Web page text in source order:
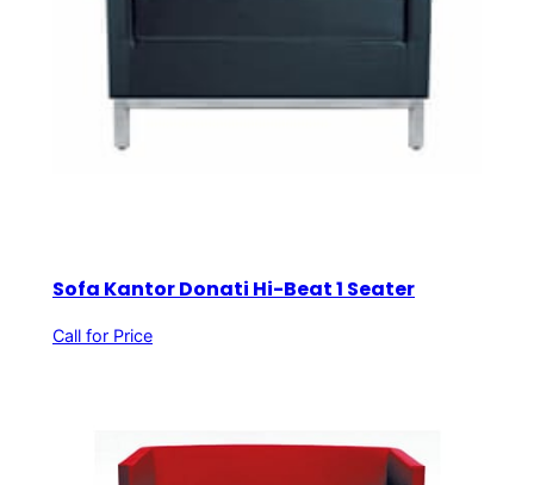
Sofa Kantor Donati Hi-Beat 1 Seater
Call for Price